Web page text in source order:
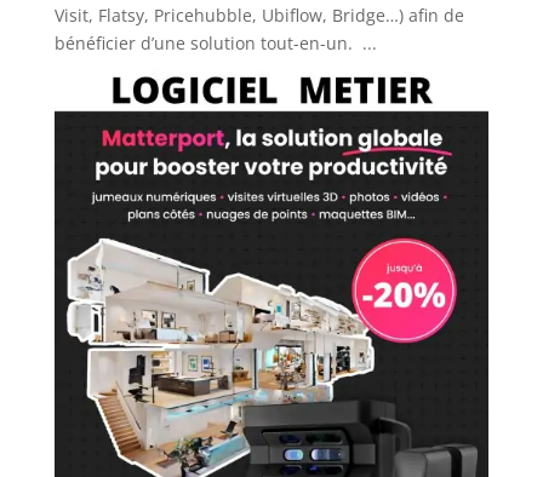
Visit, Flatsy, Pricehubble, Ubiflow, Bridge…) afin de
bénéficier d’une solution tout-en-un. ...